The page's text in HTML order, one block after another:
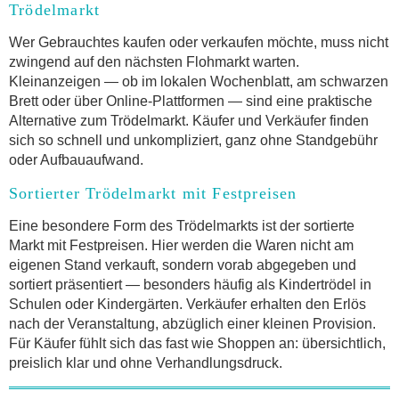
Trödelmarkt
Wer Gebrauchtes kaufen oder verkaufen möchte, muss nicht
zwingend auf den nächsten Flohmarkt warten.
Kleinanzeigen — ob im lokalen Wochenblatt, am schwarzen
Brett oder über Online-Plattformen — sind eine praktische
Alternative zum Trödelmarkt. Käufer und Verkäufer finden
sich so schnell und unkompliziert, ganz ohne Standgebühr
oder Aufbauaufwand.
Sortierter Trödelmarkt mit Festpreisen
Eine besondere Form des Trödelmarkts ist der sortierte
Markt mit Festpreisen. Hier werden die Waren nicht am
eigenen Stand verkauft, sondern vorab abgegeben und
sortiert präsentiert — besonders häufig als Kindertrödel in
Schulen oder Kindergärten. Verkäufer erhalten den Erlös
nach der Veranstaltung, abzüglich einer kleinen Provision.
Für Käufer fühlt sich das fast wie Shoppen an: übersichtlich,
preislich klar und ohne Verhandlungsdruck.